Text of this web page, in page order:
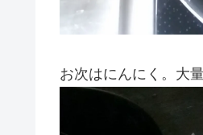
お次はにんにく。大